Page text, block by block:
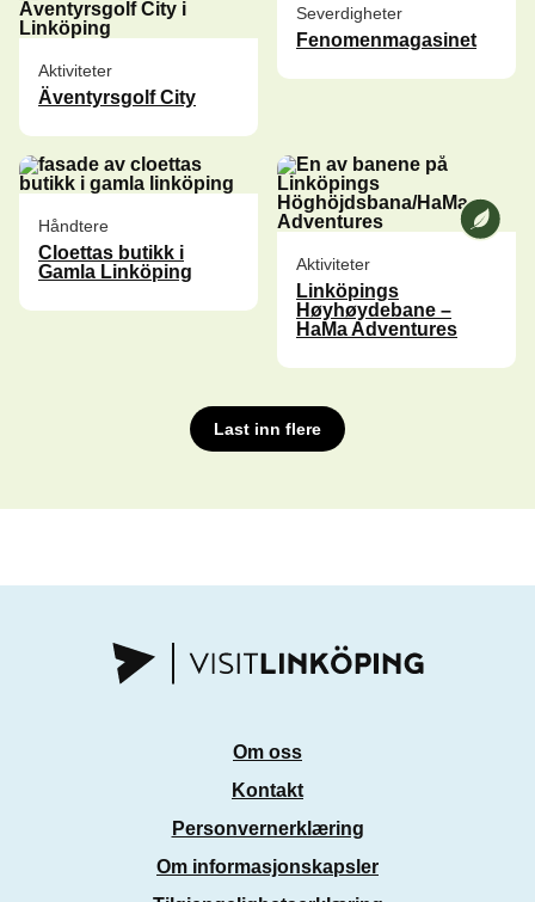
Aktiviteter
Äventyrsgolf City
Severdigheter
Fenomenmagasinet
Håndtere
Cloettas butikk i
Gamla Linköping
Vi på
Aktiviteter
Linköpings
Høyhøydebane –
HaMa Adventures
Last inn flere
Om oss
Kontakt
Personvernerklæring
Om informasjonskapsler